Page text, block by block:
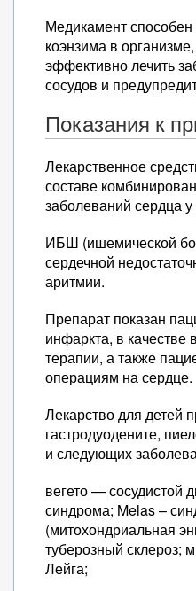
Медикамент способен
коэнзима в
эффективно лечить
сосудов и
Показания к
Лекарственное
составе
заболеваний сердца
ИБШ (ишемической
сердечной
аритмии.
Препарат показан
инфаркта, в качестве
терапии, а также
операциям на сердце.
Лекарство для детей
гастродуодените,
и следующих
вегето — сосудистой
синдрома; Melas –
(митохондриальная
туберозный склероз;
Лейга;